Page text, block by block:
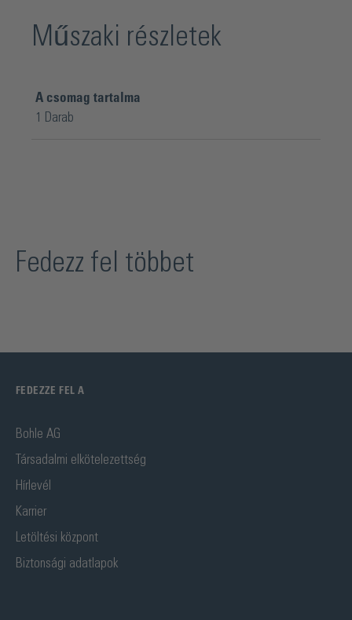
Műszaki részletek
A csomag tartalma
1 Darab
Fedezz fel többet
FEDEZZE FEL A
Bohle AG
Társadalmi elkötelezettség
Hírlevél
Karrier
Letöltési központ
Biztonsági adatlapok